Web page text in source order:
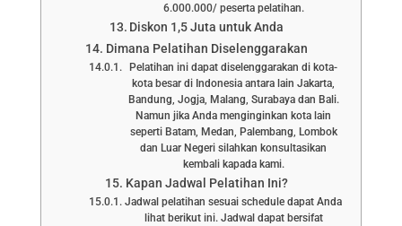
6.000.000/ peserta pelatihan.
Diskon 1,5 Juta untuk Anda
Dimana Pelatihan Diselenggarakan
Pelatihan ini dapat diselenggarakan di kota-
kota besar di Indonesia antara lain Jakarta,
Bandung, Jogja, Malang, Surabaya dan Bali.
Namun jika Anda menginginkan kota lain
seperti Batam, Medan, Palembang, Lombok
dan Luar Negeri silahkan konsultasikan
kembali kapada kami.
Kapan Jadwal Pelatihan Ini?
Jadwal pelatihan sesuai schedule dapat Anda
lihat berikut ini. Jadwal dapat bersifat